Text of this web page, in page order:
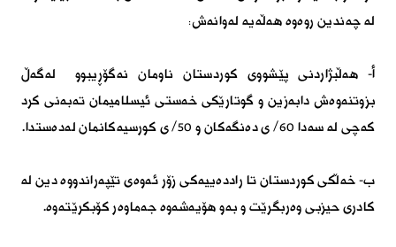
لە چەندین روەوە هەڵەیە لەوانەش:
أ- هەڵبژاردنی پێشووی كوردستان ناومان نەگۆڕیبوو لەگەڵ
بزوتنەوەش دابەزین و گوتارێكی خەستی ئیسلامیمان تەبەنی كرد
كەچی لە سەدا ٦٠/ ی دەنگەكان و ٥٠/ ی كورسیەكانمان لەدەستدا.
ب- خەڵكی كوردستان تا راددەییەكی زۆر ئەوەی تێپەراندووە دین لە
كادری حیزبی وەربگرێت و بەو هۆیەشەوە جەماوەر كۆبكرێتەوە.